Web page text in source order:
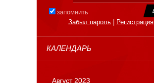
запомнить
Забыл пароль
Регистрация
КАЛЕНДАРЬ
Август 2023